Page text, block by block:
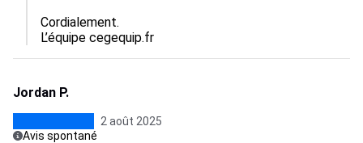
Cordialement.
L’équipe cegequip.fr
Jordan P.
2 août 2025
Avis spontané